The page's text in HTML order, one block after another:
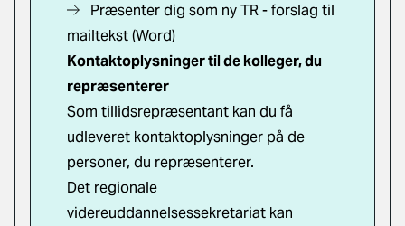
Præsenter dig som ny TR - forslag til
mailtekst (Word)
Kontaktoplysninger til de kolleger, du
repræsenterer
Som tillidsrepræsentant kan du få
udleveret kontaktoplysninger på de
personer, du repræsenterer.
Det regionale
videreuddannelsessekretariat kan